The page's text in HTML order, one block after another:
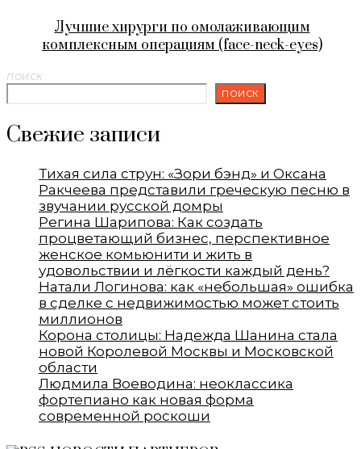
Лучшие хирурги по омолаживающим
комплексным операциям (face-neck-eyes)
ПОИСК
ПОИСК
Свежие записи
Тихая сила струн: «Зори бэнд» и Оксана
Ракчеева представили греческую песню в
звучании русской домры
Регина Шарипова: Как создать
процветающий бизнес, перспективное
женское комьюнити и жить в
удовольствии и лёгкости каждый день?
Натали Логинова: как «небольшая» ошибка
в сделке с недвижимостью может стоить
миллионов
Корона столицы: Надежда Шанина стала
новой Королевой Москвы и Московской
области
Людмила Воеводина: неоклассика
фортепиано как новая форма
современной роскоши